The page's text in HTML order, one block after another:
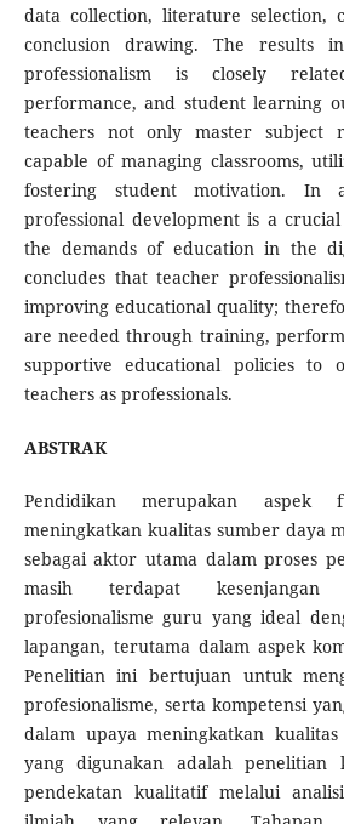
data collection, literature selection,
conclusion drawing. The results
professionalism is closely
performance, and student learning
teachers not only master subject
capable of managing classrooms,
fostering student motivation. In
professional development is a
the demands of education in the
concludes that teacher
improving educational quality;
are needed through training,
supportive educational policies to
teachers as professionals.
ABSTRAK
Pendidikan merupakan aspek
meningkatkan kualitas sumber daya
sebagai aktor utama dalam proses
masih terdapat
profesionalisme guru yang ideal
lapangan, terutama dalam aspek
Penelitian ini bertujuan untuk
profesionalisme, serta kompetensi
dalam upaya meningkatkan
yang digunakan adalah penelitian
pendekatan kualitatif melalui